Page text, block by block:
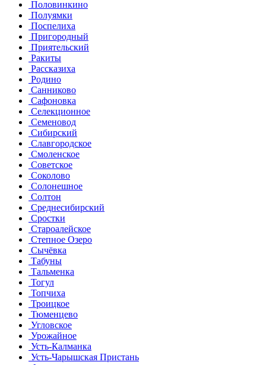
Половинкино
Полуямки
Поспелиха
Пригородный
Приятельский
Ракиты
Рассказиха
Родино
Санниково
Сафоновка
Селекционное
Семеновод
Сибирский
Славгородское
Смоленское
Советское
Соколово
Солонешное
Солтон
Среднесибирский
Сростки
Староалейское
Степное Озеро
Сычёвка
Табуны
Тальменка
Тогул
Топчиха
Троицкое
Тюменцево
Угловское
Урожайное
Усть-Калманка
Усть-Чарышская Пристань